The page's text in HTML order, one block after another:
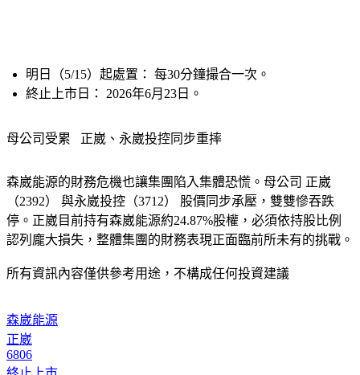
明日（5/15）起處置： 每30分鐘撮合一次。
終止上市日： 2026年6月23日。
母公司受累   正崴、永崴投控同步重摔
森崴能源的財務危機也讓集團陷入集體恐慌。母公司 正崴
（2392） 與永崴投控（3712） 股價同步承壓，雙雙慘吞跌
停。正崴目前持有森崴能源約24.87%股權，必須依持股比例
認列龐大損失，整體集團的財務表現正面臨前所未有的挑戰。
所有資訊內容僅供參考用途，不構成任何投資建議
森崴能源
正崴
6806